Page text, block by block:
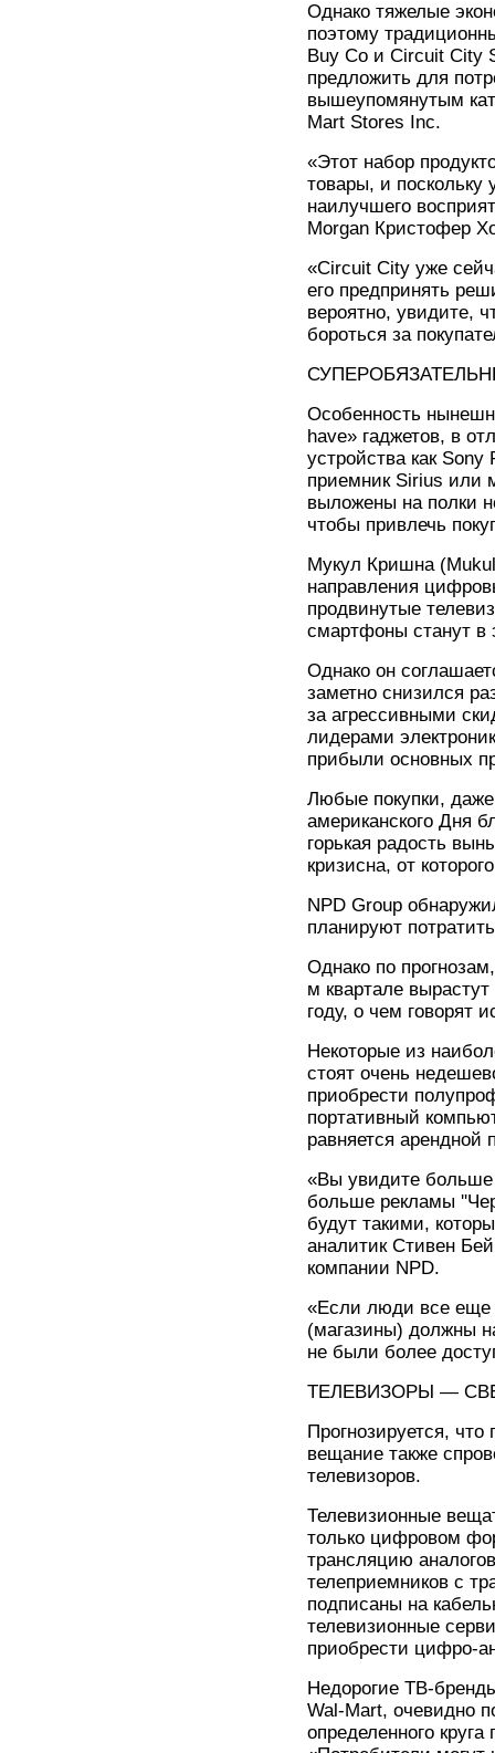
Однако тяжелые
поэтому
Buy Co и Circuit City
предложить для
вышеупомянутым
Mart Stores Inc.
«Этот набор
товары, и поскольку
наилучшего
Morgan Кристофер
«Circuit City уже
его предпринять
вероятно, увидите,
бороться за
Особенность
have» гаджетов, в
устройства как
приемник Sirius или
выложены на полки
чтобы привлечь
Мукул Кришна
направления
продвинутые
смартфоны станут в
Однако он
заметно снизился
за агрессивными
лидерами
прибыли основных
Любые покупки,
американского Дня
горькая радость
кризисна, от
NPD Group
планируют
Однако по
м квартале
году, о чем говорят
Некоторые из
стоят очень
приобрести
портативный
равняется
«Вы увидите больше
больше рекламы
будут такими,
аналитик Стивен
компании NPD.
«Если люди все еще
(магазины) должны
не были более
ТЕЛЕВИЗОРЫ —
Прогнозируется,
вещание также
телевизоров.
Телевизионные
только цифровом
трансляцию
телеприемников с
подписаны на
телевизионные
приобрести цифро-
Недорогие ТВ-
Wal-Mart, очевидно
определенного